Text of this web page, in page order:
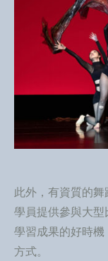
此外，有資質的
學員提供參與大
學習成果的好時
方式。